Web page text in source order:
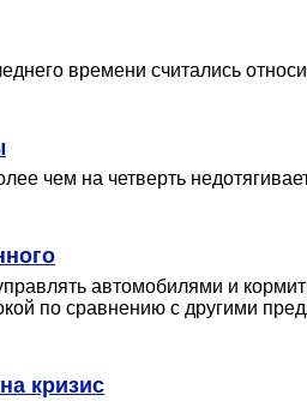
времени считались
чем на четверть
автомобилями и
по сравнению с другими
кризис